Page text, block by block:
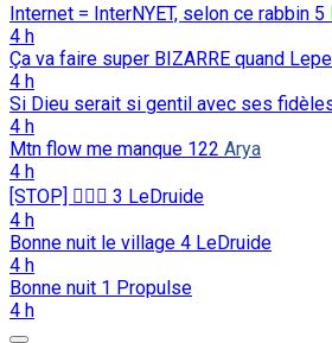
Internet = InterNYET, selon ce rabbin 5
4 h
Ça va faire super BIZARRE quand
4 h
Si Dieu serait si gentil avec ses
4 h
Mtn flow me manque 122 Arya
4 h
[STOP] 🖐🏻🛑 3 LeDruide
4 h
Bonne nuit le village 4 LeDruide
4 h
Bonne nuit 1 Propulse
4 h